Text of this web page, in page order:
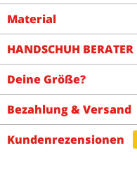
Material
HANDSCHUH BERATER
Deine Größe?
Bezahlung & Versand
Kundenrezensionen